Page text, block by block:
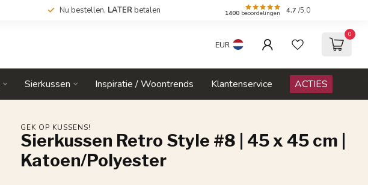
Nu bestellen, LATER betalen 1400 beoordelingen 4.7 /5.0
EUR
0
Sierkussen Inspiratie / Woontrends Klantenservice ACTIES
GEK OP KUSSENS!
Sierkussen Retro Style #8 | 45 x 45 cm |
Katoen/Polyester